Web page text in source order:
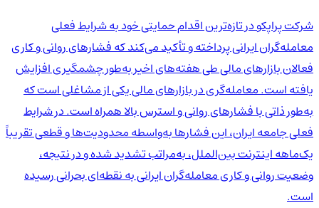
شرکت پراپکو در تازه‌ترین اقدام حمایتی خود به شرایط فعلی
معامله‌گران ایرانی پرداخته و تأکید می‌کند که فشارهای روانی و کاری
فعالان بازارهای مالی طی هفته‌های اخیر به‌طور چشمگیری افزایش
یافته است. معامله‌گری در بازارهای مالی یکی از مشاغلی است که
به‌طور ذاتی با فشارهای روانی و استرس بالا همراه است. در شرایط
فعلی جامعه ایران، این فشارها به‌واسطه محدودیت‌ها و قطعی تقریباً
یک‌ماهه اینترنت بین‌الملل، به‌مراتب تشدید شده و در نتیجه،
وضعیت روانی و کاری معامله‌گران ایرانی به نقطه‌ای بحرانی رسیده
است.